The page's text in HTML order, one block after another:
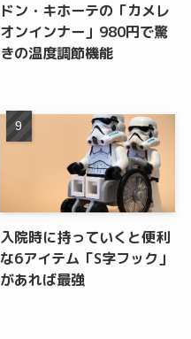
ドン・キホーテの「カメレ
オンインナー」980円で驚
きの温度調節機能
入院時に持っていくと便利
な6アイテム「S字フック」
があれば最強